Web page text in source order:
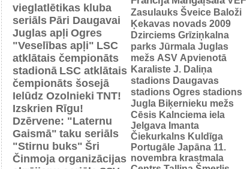
vieglatlētikas kluba
seriāls Pāri Daugavai
Juglas apļi Ogres
"Veselības apļi" LSC
atklātais čempionāts
stadionā LSC atklātais
čempionāts šosejā
Ielūdz Ozolnieki TNT!
Izskrien Rīgu!
Dzērvene: "Laternu
Gaismā" taku seriāls
"Stirnu buks" Šri
Činmoja organizācijas
Zasulauks Šveice Baloži
Ķekavas novads 2009
Dzirciems Grīziņkalna
parks Jūrmala Juglas
mežs ASV Apvienotā
Karaliste J. Daliņa
stadions Daugavas
stadions Ogres stadions
Jugla Biķernieku mežs
Cēsis Kalnciema iela
Jelgava Imanta
Čiekurkalns Kuldīga
Portugāle Japāna 11.
novembra krastmala